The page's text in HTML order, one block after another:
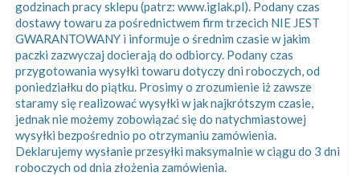
godzinach pracy sklepu (patrz: www.iglak.pl). Podany czas
dostawy towaru za pośrednictwem firm trzecich NIE JEST
GWARANTOWANY i informuje o średnim czasie w jakim
paczki zazwyczaj docierają do odbiorcy. Podany czas
przygotowania wysyłki towaru dotyczy dni roboczych, od
poniedziałku do piątku. Prosimy o zrozumienie iż zawsze
staramy się realizować wysyłki w jak najkrótszym czasie,
jednak nie możemy zobowiązać się do natychmiastowej
wysyłki bezpośrednio po otrzymaniu zamówienia.
Deklarujemy wysłanie przesyłki maksymalnie w ciągu do 3 dni
roboczych od dnia złożenia zamówienia.